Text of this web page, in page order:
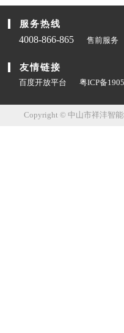
服务热线
4008-866-865 售前服务
友情链接
百度开放平台 粤ICP备
Copyright © 中山市祥沣智